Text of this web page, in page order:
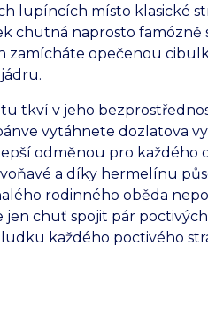
lupíncích místo klasické
chutná naprosto famózně
zamícháte opečenou
tkví v jeho
vytáhnete dozlatova
odměnou pro každého
a díky hermelínu
rodinného oběda
jen chuť spojit pár
každého poctivého